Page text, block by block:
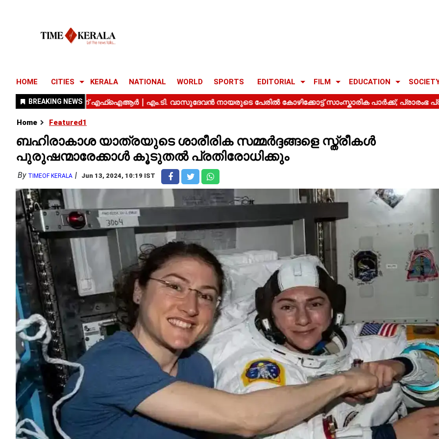
HOME CITIES KERALA NATIONAL WORLD SPORTS EDITORIAL FILM EDUCATION
Home Featured1
ബഹിരാകാശ യാത്രയുടെ ശാരീരിക സമ്മർദ്ദങ്ങളെ സ്ത്രീകൾ
പുരുഷന്മാരേക്കാൾ കൂടുതൽ പ്രതിരോധിക്കും
By TIMEOF KERALA Jun 13, 2024, 10:19 IST